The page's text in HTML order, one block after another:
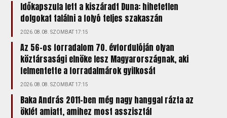
Időkapszula lett a kiszáradt Duna: hihetetlen
dolgokat találni a folyó teljes szakaszán
2026.08.08. SZOMBAT 17:15
Az 56-os forradalom 70. évfordulóján olyan
köztársasági elnöke lesz Magyarországnak, aki
felmentette a forradalmárok gyilkosát
2026.08.08. SZOMBAT 17:15
Baka András 2011-ben még nagy hanggal rázta az
öklét amiatt, amihez most asszisztál